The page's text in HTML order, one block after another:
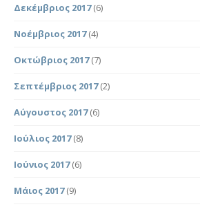
Δεκέμβριος 2017(6)
Νοέμβριος 2017(4)
Οκτώβριος 2017(7)
Σεπτέμβριος 2017(2)
Αύγουστος 2017(6)
Ιούλιος 2017(8)
Ιούνιος 2017(6)
Μάιος 2017(9)